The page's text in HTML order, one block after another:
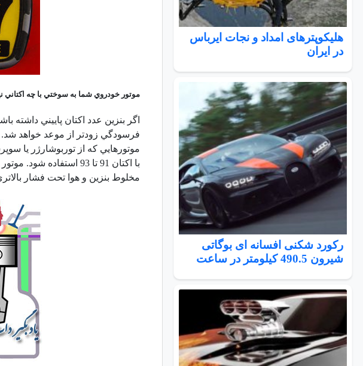
هلیکوپترهای امداد و نجات ایرباس
در ایران
رکورد شکنی افسانه ای بوگاتی
شیرون 490.5 کیلومتر در ساعت
موتور خودروي شما به سوختي با چه اكتاني
اگر بنزين عدد اكتان پاييني
موتورهايي كه از توربوشارژر يا
با اكتان 91 تا 93
مخلوط بنزین و هوا تحت فشار